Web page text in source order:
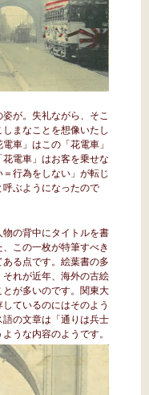
が。失礼ながら、そこ
まなことを想像いたし
車」はこの「花電車」
電車」はお客を乗せな
行為をしない」が転じ
ぶようになったので
の背中にタイトルを書
この一枚が特筆すべき
る点です。絵葉書の多
れが近年、海外の古絵
が多いのです。関東大
ているのにはそのよう
の文章は「通りは兵士
うな内容のようです。